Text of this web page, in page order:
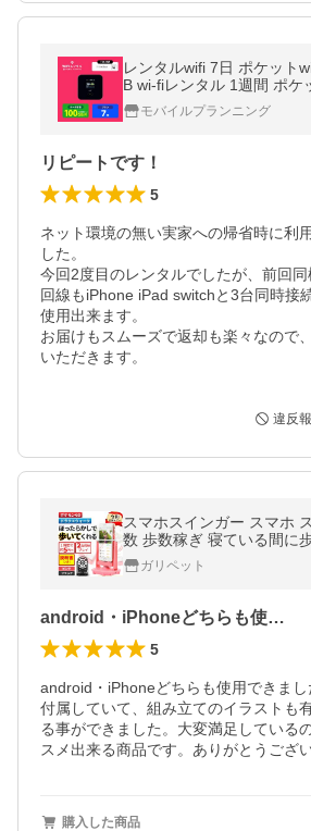
レンタルwifi 7日 ポケット
B wi-fiレンタル 1週間 ポケ
fi レンタル モバイルルータ
5W モバイルプランニング
リピートです！
5
ネット環境の無い実家への帰省時に利
した。
今回2度目のレンタルでしたが、前回同
回線もiPhone iPad switchと3台同時接
使用出来ます。
お届けもスムーズで返却も楽々なので
いただきます。
違反
スマホスインガー スマホ
数 歩数稼ぎ 寝ている間に
ガリペット
android・iPhoneどちらも使…
5
android・iPhoneどちらも使用できま
付属していて、組み立てのイラストも
る事ができました。大変満足している
スメ出来る商品です。ありがとうござ
購入した商品